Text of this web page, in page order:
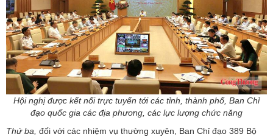
Hội nghị được kết nối trực tuyến tới các tỉnh, thành phố, Ban Chỉ
đạo quốc gia các địa phương, các lực lượng chức năng
Thứ ba, đối với các nhiệm vụ thường xuyên, Ban Chỉ đạo 389 Bộ